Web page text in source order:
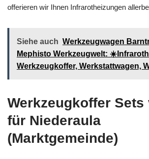
offerieren wir Ihnen Infrarotheizungen
Siehe auch Werkzeugwagen
Mephisto Werkzeugwelt:
Werkzeugkoffer, Werkstattwagen,
Werkzeugkoffer Sets
für Niederaula
(Marktgemeinde)